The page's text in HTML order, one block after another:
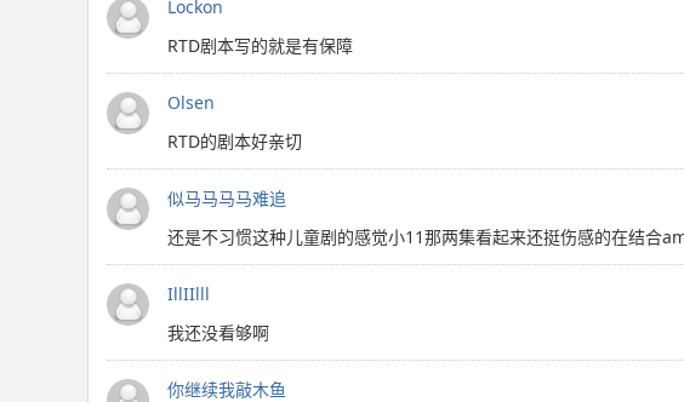
Lockon
RTD剧本写的就是有保障
Olsen
RTD的剧本好亲切
似马马马马难追
还是不习惯这种儿童剧的感觉小11那两集看起来还挺伤感的在结合
IllIIlll
我还没看够啊
你继续我敲木鱼